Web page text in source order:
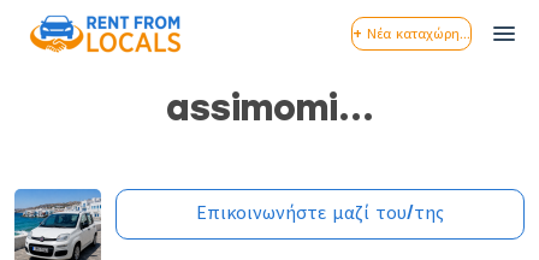
+ Νέα καταχώρηση
assimomi...
Επικοινωνήστε μαζί του/της